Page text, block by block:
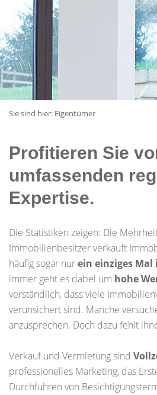
Sie sind hier: Eigentümer
Profitieren Sie
umfassenden
Expertise.
Die Statistiken zeigen: Die
Immobilienbesitzer verkauft
häufig sogar nurein einziges Mal
immer geht es dabei um hohe
verständlich, dass viele
verunsichert sind. Manche
anzusprechen. Doch dazu fehlt
Verkauf und Vermietung sind
professionelles Marketing, das
Durchführen von